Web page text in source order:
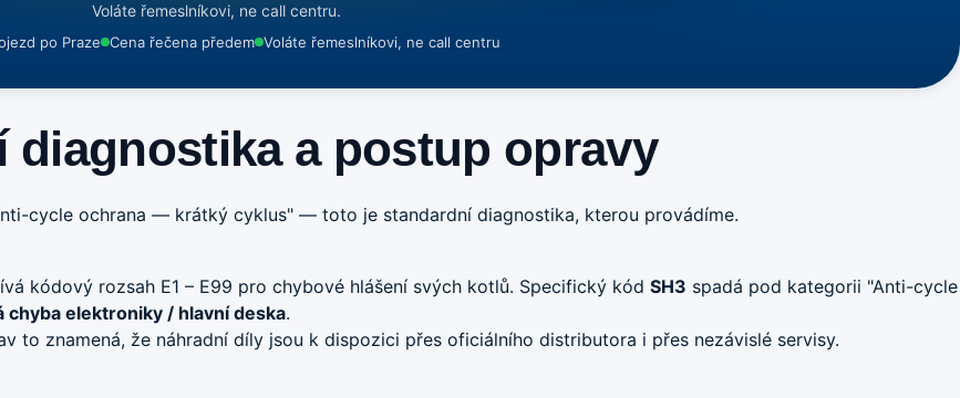
Voláte řemeslníkovi, ne call centru.
po Praze Cena řečena předem Voláte řemeslníkovi, ne call centru
a postup opravy
cycle ochrana — krátký cyklus" — toto je standardní diagnostika, kterou provádíme.
kódový rozsah E1 – E99 pro chybové hlášení svých kotlů. Specifický kód SH3 spadá pod kategorii "Anti-cycle
chyba elektroniky / hlavní deska.
to znamená, že náhradní díly jsou k dispozici přes oficiálního distributora i přes nezávislé servisy.